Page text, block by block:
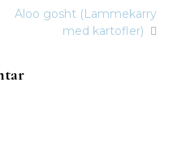
Aloo gosht (Lammekarry
med kartofler)